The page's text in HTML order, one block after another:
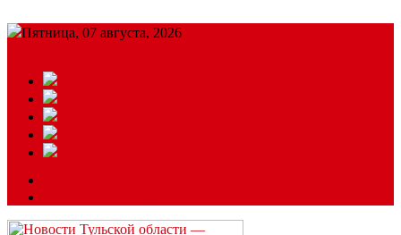
Пятница, 07 августа, 2026